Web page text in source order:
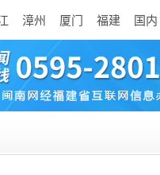
漳州 厦门 福建 国内